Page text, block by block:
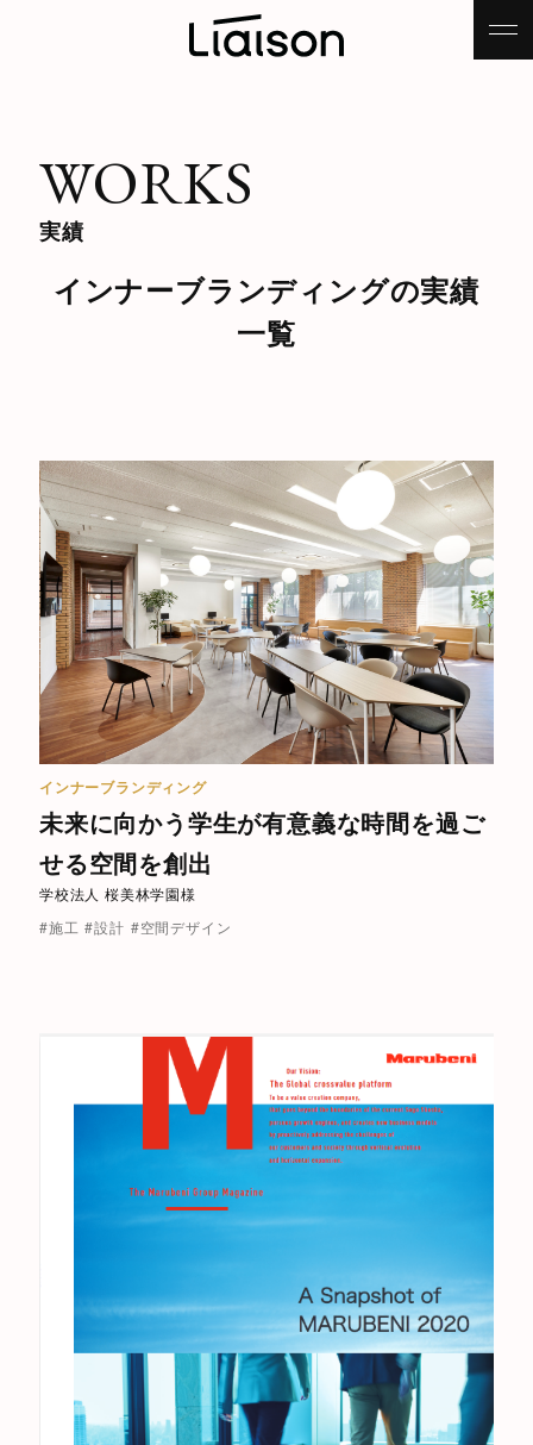
WORKS
実績
インナーブランディングの実績
一覧
インナーブランディング
未来に向かう学生が有意義な時間を過ご
せる空間を創出
学校法人 桜美林学園様
#施工 #設計 #空間デザイン